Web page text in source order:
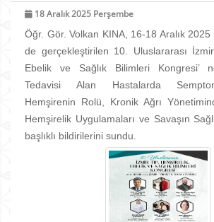
18 Aralık 2025 Perşembe
Öğr. Gör. Volkan KINA, 16-18 Aralık
de gerçekleştirilen 10. Uluslararası
Ebelik ve Sağlık Bilimleri Kongresi’
Tedavisi Alan Hastalarda
Hemşirenin Rolü, Kronik Ağrı
Hemşirelik Uygulamaları ve Savaşın
başlıklı bildirilerini sundu.